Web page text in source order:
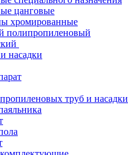
цанговые
хромированные
полипропиленовый
насадки
труб и насадки